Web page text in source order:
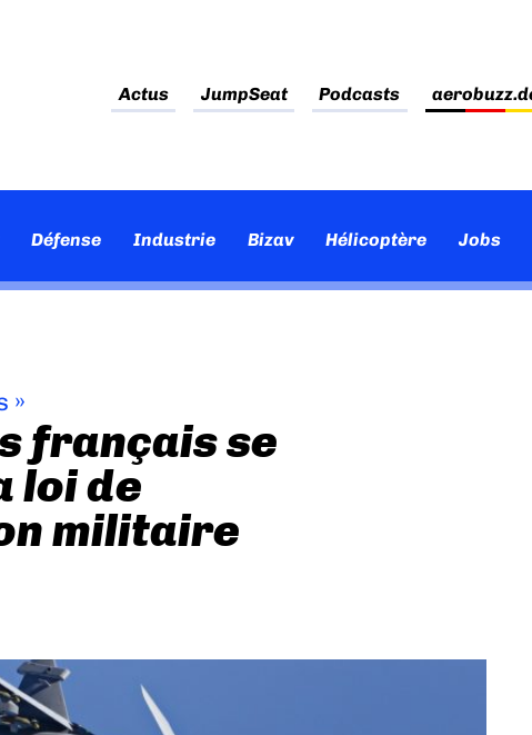
Actus JumpSeat Podcasts
Défense Industrie Bizav Hélicoptère Jobs
»
français se
loi de
militaire